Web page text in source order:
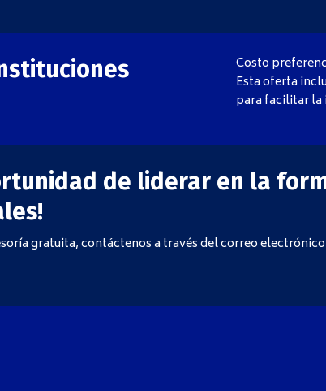
Costo
Esta oferta
para facilitar la
de liderar en la
gratuita, contáctenos a través del correo